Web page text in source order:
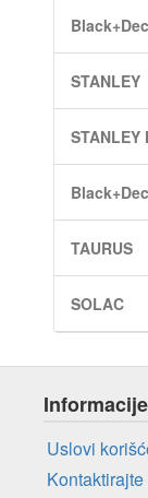
STANLEY
STANLEY
TAURUS
SOLAC
Informacije
Uslovi